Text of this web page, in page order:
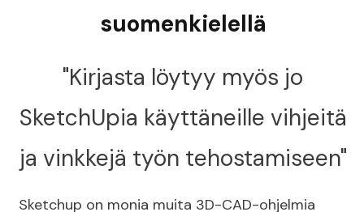
suomenkielellä
"Kirjasta löytyy myös jo
SketchUpia käyttäneille vihjeitä
ja vinkkejä työn tehostamiseen"
Sketchup on monia muita 3D-CAD-ohjelmia